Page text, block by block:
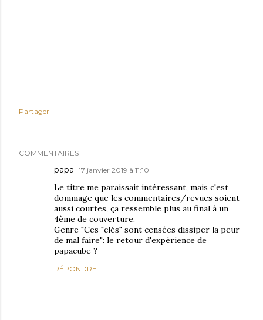
Partager
COMMENTAIRES
papa 17 janvier 2019 à 11:10
Le titre me paraissait intéressant, mais c'est
dommage que les commentaires/revues soient
aussi courtes, ça ressemble plus au final à un
4ème de couverture.
Genre "Ces "clés" sont censées dissiper la peur
de mal faire": le retour d'expérience de
papacube ?
RÉPONDRE